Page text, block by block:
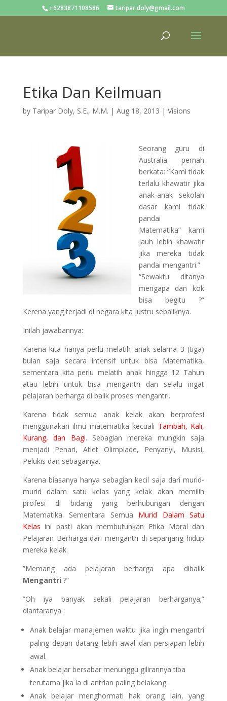
+6283871108586 taripar.doly@gmail.com
Etika Dan Keilmuan
by Taripar Doly, S.E., M.M. | Aug 18, 2013 | Visions
Seorang guru di
Australia pernah
berkata: “Kami tidak
terlalu khawatir jika
anak-anak sekolah
dasar kami tidak
pandai
Matematika” kami
jauh lebih khawatir
jika mereka tidak
pandai mengantri.”
“Sewaktu ditanya
mengapa dan kok
bisa begitu ?”
Kerena yang terjadi di negara kita justru sebaliknya.
Inilah jawabannya:
Karena kita hanya perlu melatih anak selama 3 (tiga)
bulan saja secara intensif untuk bisa Matematika,
sementara kita perlu melatih anak hingga 12 Tahun
atau lebih untuk bisa mengantri dan selalu ingat
pelajaran berharga di balik proses mengantri.
Karena tidak semua anak kelak akan berprofesi
menggunakan ilmu matematika kecuali Tambah, Kali,
Kurang, dan Bagi. Sebagian mereka mungkin saja
menjadi Penari, Atlet Olimpiade, Penyanyi, Musisi,
Pelukis dan sebagainya.
Karena biasanya hanya sebagian kecil saja dari murid-
murid dalam satu kelas yang kelak akan memilih
profesi di bidang yang berhubungan dengan
Matematika. Sementara Semua Murid Dalam Satu
Kelas ini pasti akan membutuhkan Etika Moral dan
Pelajaran Berharga dari mengantri di sepanjang hidup
mereka kelak.
”Memang ada pelajaran berharga apa dibalik
Mengantri ?”
”Oh iya banyak sekali pelajaran berharganya;”
diantaranya :
Anak belajar manajemen waktu jika ingin mengantri
paling depan datang lebih awal dan persiapan lebih
awal.
Anak belajar bersabar menunggu gilirannya tiba
terutama jika ia di antrian paling belakang.
Anak belajar menghormati hak orang lain, yang